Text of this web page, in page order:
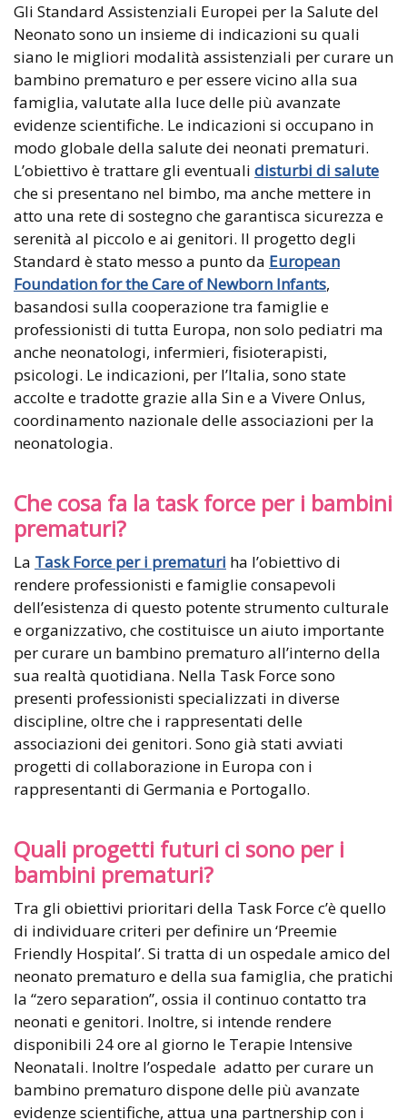
Gli Standard Assistenziali Europei per la Salute del
Neonato sono un insieme di indicazioni su quali
siano le migliori modalità assistenziali per curare un
bambino prematuro e per essere vicino alla sua
famiglia, valutate alla luce delle più avanzate
evidenze scientifiche. Le indicazioni si occupano in
modo globale della salute dei neonati prematuri.
L’obiettivo è trattare gli eventuali disturbi di salute
che si presentano nel bimbo, ma anche mettere in
atto una rete di sostegno che garantisca sicurezza e
serenità al piccolo e ai genitori. Il progetto degli
Standard è stato messo a punto da European
Foundation for the Care of Newborn Infants,
basandosi sulla cooperazione tra famiglie e
professionisti di tutta Europa, non solo pediatri ma
anche neonatologi, infermieri, fisioterapisti,
psicologi. Le indicazioni, per l’Italia, sono state
accolte e tradotte grazie alla Sin e a Vivere Onlus,
coordinamento nazionale delle associazioni per la
neonatologia.
Che cosa fa la task force per i bambini
prematuri?
La Task Force per i prematuri ha l’obiettivo di
rendere professionisti e famiglie consapevoli
dell’esistenza di questo potente strumento culturale
e organizzativo, che costituisce un aiuto importante
per curare un bambino prematuro all’interno della
sua realtà quotidiana. Nella Task Force sono
presenti professionisti specializzati in diverse
discipline, oltre che i rappresentati delle
associazioni dei genitori. Sono già stati avviati
progetti di collaborazione in Europa con i
rappresentanti di Germania e Portogallo.
Quali progetti futuri ci sono per i
bambini prematuri?
Tra gli obiettivi prioritari della Task Force c’è quello
di individuare criteri per definire un ‘Preemie
Friendly Hospital’. Si tratta di un ospedale amico del
neonato prematuro e della sua famiglia, che pratichi
la “zero separation”, ossia il continuo contatto tra
neonati e genitori. Inoltre, si intende rendere
disponibili 24 ore al giorno le Terapie Intensive
Neonatali. Inoltre l’ospedale adatto per curare un
bambino prematuro dispone delle più avanzate
evidenze scientifiche, attua una partnership con i